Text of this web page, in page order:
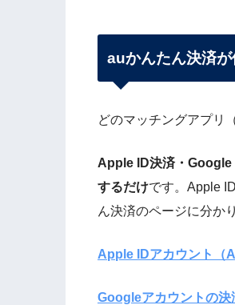
auかんたん決済
どのマッチングアプリ
Apple ID決済・Google
するだけです。Apple
ん決済のページに分か
Apple IDアカウント（
Googleアカウントの